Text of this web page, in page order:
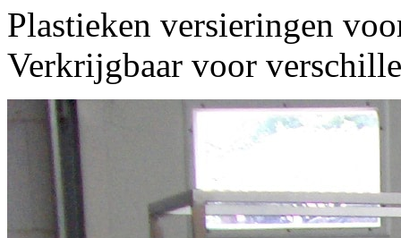
Plastieken versieringen
Verkrijgbaar voor